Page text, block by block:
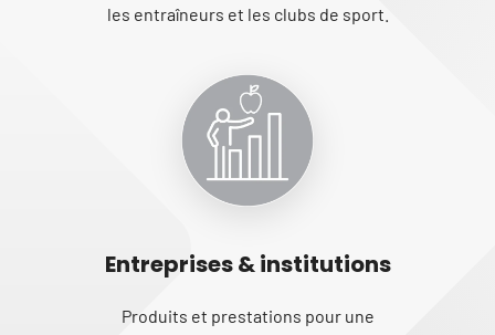
les entraîneurs et les clubs de sport.
Entreprises & institutions
Produits et prestations pour une